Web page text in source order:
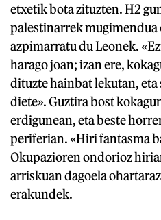
etxetik bota zituzten. H2
palestinarrek mugimendua
azpimarratu du Leonek.
harago joan; izan ere,
dituzte hainbat lekutan, eta
diete». Guztira bost
erdigunean, eta beste
periferian. «Hiri fantasma
Okupazioren ondorioz
arriskuan dagoela
erakundek.